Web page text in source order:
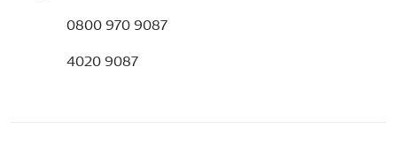
0800 970 9087
4020 9087